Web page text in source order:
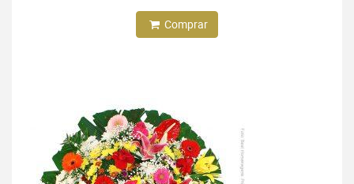
Comprar